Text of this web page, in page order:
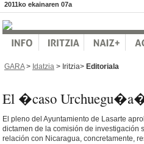
2011ko ekainaren 07a
GARA> Idatzia > Iritzia> Editoriala
El �caso
El pleno del Ayuntamiento de Lasarte
dictamen de la comisión de investigación
relación con Nicaragua, concretamente,